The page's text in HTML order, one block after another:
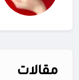
مقالات